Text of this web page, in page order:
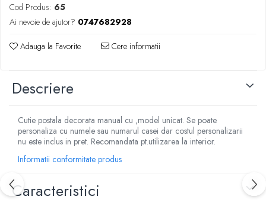
Cod Produs: 65
Ai nevoie de ajutor? 0747682928
Adauga la Favorite Cere informatii
Descriere
Cutie postala decorata manual cu ,model unicat. Se poate
personaliza cu numele sau numarul casei dar costul personalizarii
nu este inclus in pret. Recomandata pt.utilizarea la interior.
Informatii conformitate produs
Caracteristici